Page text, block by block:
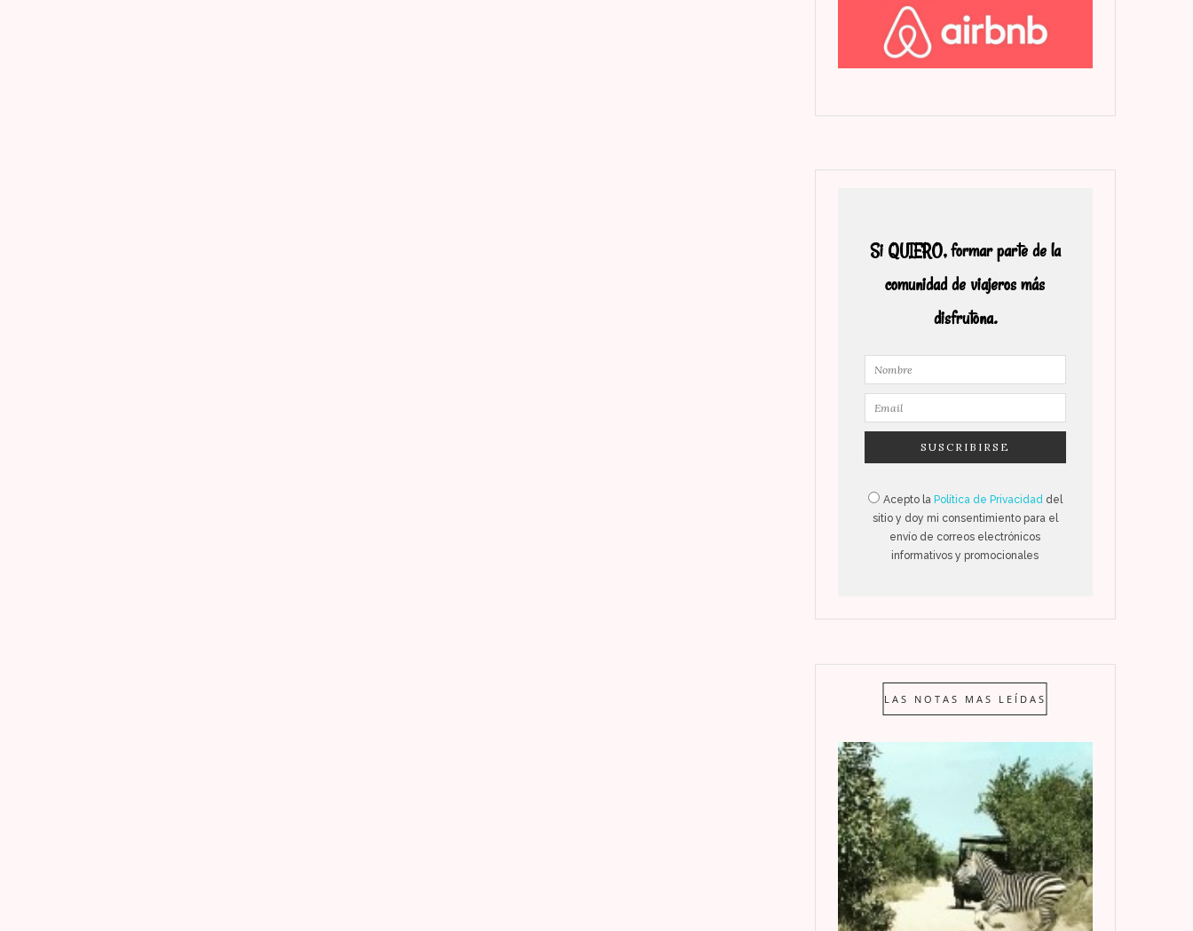
Si QUIERO, formar parte de la
comunidad de viajeros más
disfrutona.
Acepto la Política de Privacidad del
sitio y doy mi consentimiento para el
envío de correos electrónicos
informativos y promocionales
LAS NOTAS MAS LEÍDAS